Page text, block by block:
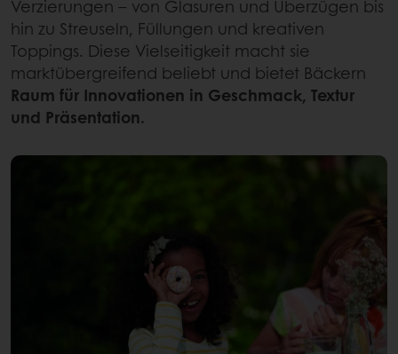
Verzierungen – von Glasuren und Überzügen bis
hin zu Streuseln, Füllungen und kreativen
Toppings. Diese Vielseitigkeit macht sie
marktübergreifend beliebt und bietet Bäckern
Raum für Innovationen in Geschmack, Textur
und Präsentation.